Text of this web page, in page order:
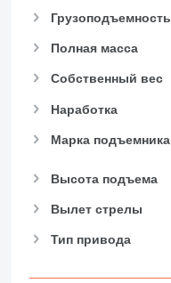
Грузоподъемность
Полная масса
Собственный вес
Наработка
Марка подъемника
Высота подъема
Вылет стрелы
Тип привода